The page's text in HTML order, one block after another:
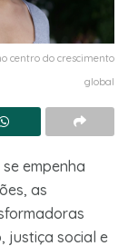
centro do crescimento
global
empenha
as
justiça social e